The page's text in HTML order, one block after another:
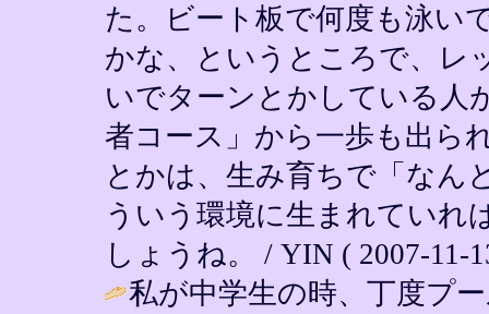
た。ビート板で何度も泳い
かな、というところで、レ
いでターンとかしている人
者コース」から一歩も出ら
とかは、生み育ちで「なん
ういう環境に生まれていれ
しょうね。 / YIN ( 2007-11-
私が中学生の時、丁度プ